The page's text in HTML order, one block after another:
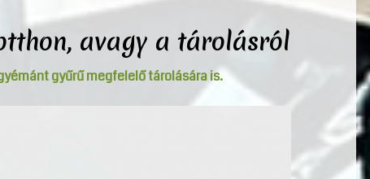
avagy a tárolásról
gyűrű megfelelő tárolására is.